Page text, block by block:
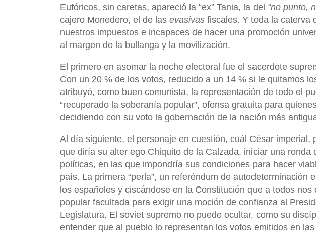
Eufóricos, sin caretas, apareció la “ex” Tania, la del “no punto,
cajero Monedero, el de las evasivas fiscales. Y toda la caterva
nuestros impuestos e incapaces de hacer una promoción
al margen de la bullanga y la movilización.
El primero en asomar la noche electoral fue el sacerdote
Con un 20 % de los votos, reducido a un 14 % si le quitamos
atribuyó, como buen comunista, la representación de todo el
“recuperado la soberanía popular”, ofensa gratuita para
decidiendo con su voto la gobernación de la nación más
Al día siguiente, el personaje en cuestión, cuál César imperial,
que diría su alter ego Chiquito de la Calzada, iniciar una ronda
políticas, en las que impondría sus condiciones para hacer
país. La primera “perla”, un referéndum de autodeterminación
los españoles y ciscándose en la Constitución que a todos
popular facultada para exigir una moción de confianza al
Legislatura. El soviet supremo no puede ocultar, como su
entender que al pueblo lo representan los votos emitidos en